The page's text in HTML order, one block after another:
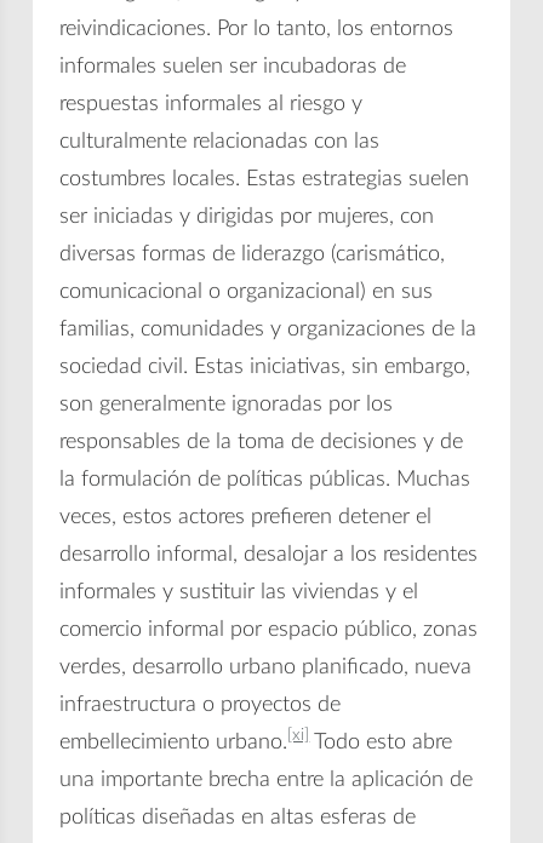
reivindicaciones. Por lo tanto, los entornos
informales suelen ser incubadoras de
respuestas informales al riesgo y
culturalmente relacionadas con las
costumbres locales. Estas estrategias suelen
ser iniciadas y dirigidas por mujeres, con
diversas formas de liderazgo (carismático,
comunicacional o organizacional) en sus
familias, comunidades y organizaciones de la
sociedad civil. Estas iniciativas, sin embargo,
son generalmente ignoradas por los
responsables de la toma de decisiones y de
la formulación de políticas públicas. Muchas
veces, estos actores prefieren detener el
desarrollo informal, desalojar a los residentes
informales y sustituir las viviendas y el
comercio informal por espacio público, zonas
verdes, desarrollo urbano planificado, nueva
infraestructura o proyectos de
embellecimiento urbano. [xi] Todo esto abre
una importante brecha entre la aplicación de
políticas diseñadas en altas esferas de